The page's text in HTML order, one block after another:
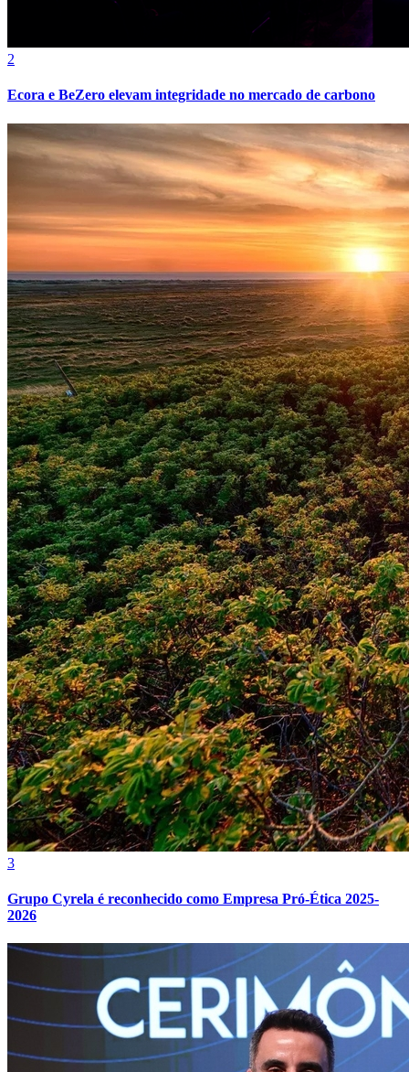
Internacional
Atlético-MG
tecnologia
teamLab Borderless em Tóquio recebe mais de 4
Ler matéria
1
Influency.me divulga Top 10 indicados do Prêmio Influency.me
2
Ecora e BeZero elevam integridade no mercado de carbono